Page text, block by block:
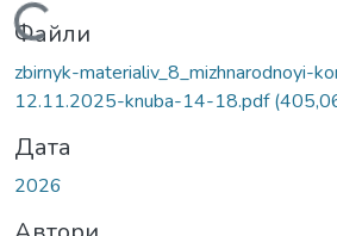
Вантажиться...
Файли
zbirnyk-materialiv_8_mizhnarodnoyi-
12.11.2025-knuba-14-18.pdf
Дата
2026